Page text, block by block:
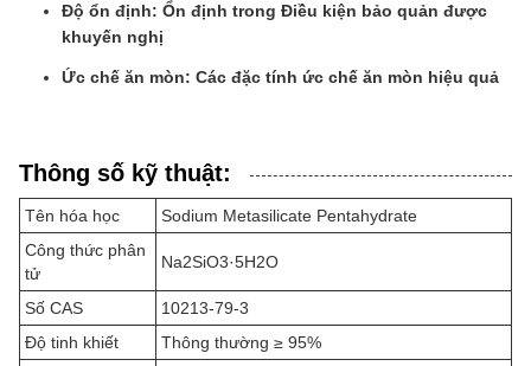
Độ ổn định: Ổn định trong Điều kiện bảo quản được
khuyến nghị
Ức chế ăn mòn: Các đặc tính ức chế ăn mòn hiệu quả
Thông số kỹ thuật:
Tên hóa học
Sodium Metasilicate Pentahydrate
Công thức phân
tử
Na2SiO3·5H2O
Số CAS
10213-79-3
Độ tinh khiết
Thông thường ≥ 95%